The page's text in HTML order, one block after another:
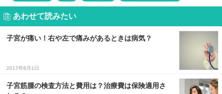
あわせて読みたい
子宮が痛い！右や左で痛みがあるときは病気？
2017年6月1日
子宮筋腫の検査方法と費用は？治療費は保険適用さ